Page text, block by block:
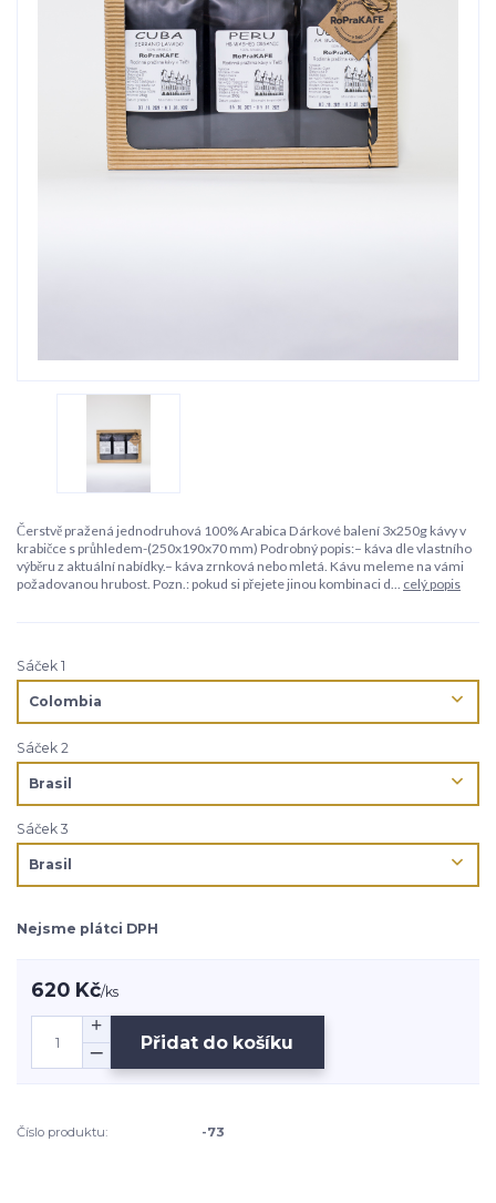
Čerstvě pražená jednodruhová 100% Arabica Dárkové balení 3x250g kávy v
krabičce s průhledem-(250x190x70 mm) Podrobný popis:– káva dle vlastního
výběru z aktuální nabídky.– káva zrnková nebo mletá. Kávu meleme na vámi
požadovanou hrubost. Pozn.: pokud si přejete jinou kombinaci d... celý popis
Sáček 1
Sáček 2
Sáček 3
Nejsme plátci DPH
620 Kč/ks
Přidat do košíku
Číslo produktu: -73